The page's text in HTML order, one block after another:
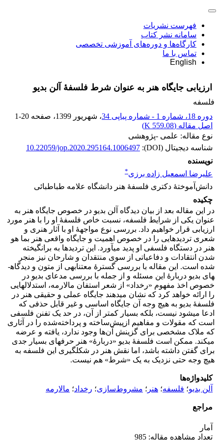
فهرست نشریات
سامانه نشر کتاب
کارگاه‌ها و دوره‌های آموزشی تخصصی
تماس با ما
English
ارزیابی جایگاه هنر به عنوان شرط فلسفۀ آلن بدیو
فلسفه
دوره 18، شماره 1 - شماره پیاپی 34
، شهریور 1399 ، صفحه 1-20
اصل مقاله (559.08 K
)
نوع مقاله: علمی -پژوهشی
شناسه دیجیتال (DOI):
10.22059/jop.2020.295164.1006497
نویسنده
علیرضا اسمعیل زاده برزی*
دانش‌آموختۀ دکتری فلسفۀ هنر دانشگاه علامه طباطبائی
چکیده
در این مقاله بعد از بیان دیدگاه آلن بدیو در خصوص جایگاه هنر به
عنوان یکی از شرایط فلسفه، نسبت خاص فلسفۀ او را با هنر مورد
ارزیابی قرار خواهیم داد. بررسی نوع مواجهۀ او با آثار هنری و
شعری تردیدهایی را در خصوص اهمیت و جایگاه واقعی هنر بما هو
هنر در دستگاه فلسفی او پدید می­آورد. این تردیدها به برانگیخته
شدن انتقادات و دفاعیاتی از سوی منتقدان و شارحان نیز منجر
شده است. این مقاله با بررسی گسترۀ معتنابهی از متون و دیدگاه­
های بدیو دربارۀ این مسئله و از جمله با بررسی مدعای بدیو در
خصوص اخذ مفهوم «رخداد» از شعر استفان مالارمه، استدلال­هایی
را ارائه خواهد کرد که نشان می­دهند جایگاه عملی و حقیقی هنر در
فلسفۀ بدیو به هیچ وجه آن جایگاه اساسی و غیر قابل حذفی که
ادعا می­شود نیست، بلکه بسیار کمتر از آن، در حد یک تفنن فلسفی
است که مقولات و مفاهیم ازپیش‌ساخته و پرداخته‌شده را در آثاری
که ملاک مشخصی برای گزینش­ آن‌ها وجود ندارد، یافته و عرضه
می­کند. ممکن است فلسفۀ بدیو «دربارۀ» هنر حرف­های بسیار جدی
برای گفتن داشته باشد، اما نقش هنر در شکل­گیری این فلسفه به
هیچ وجه حتی نزدیک به یک «شرط» هم نیست.
کلیدواژه‌ها
آلن بدیو؛ فلسفه؛ هنر ؛ مشروط‌سازی؛ رخداد؛ مالارمه
مراجع
آمار
تعداد مشاهده مقاله: 985